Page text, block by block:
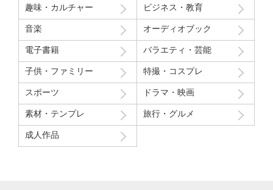
趣味・カルチャー ビジネス・教育
音楽 オーディオブック
電子書籍 バラエティ・芸能
子供・ファミリー 特撮・コスプレ
スポーツ ドラマ・映画
素材・テンプレ 旅行・グルメ
成人作品